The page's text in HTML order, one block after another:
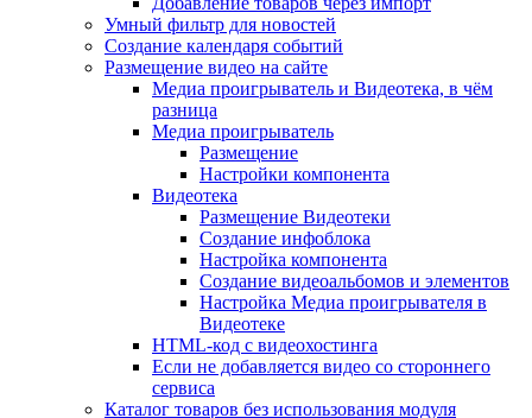
Умный фильтр для новостей
Создание календаря событий
Размещение видео на сайте
Медиа проигрыватель и Видеотека, в чём
разница
Медиа проигрыватель
Размещение
Настройки компонента
Видеотека
Размещение Видеотеки
Создание инфоблока
Настройка компонента
Создание видеоальбомов и элементов
Настройка Медиа проигрывателя в
Видеотеке
HTML-код с видеохостинга
Если не добавляется видео со стороннего
сервиса
Каталог товаров без использования модуля